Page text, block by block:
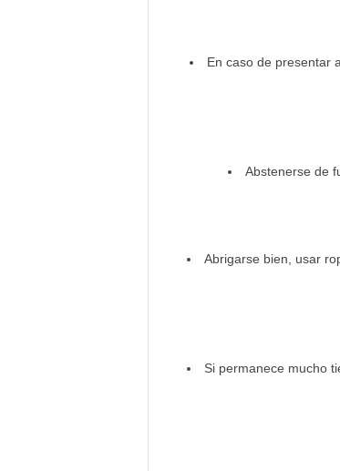
En caso de presentar
Abstenerse de
Abrigarse bien, usar
Si permanece mucho